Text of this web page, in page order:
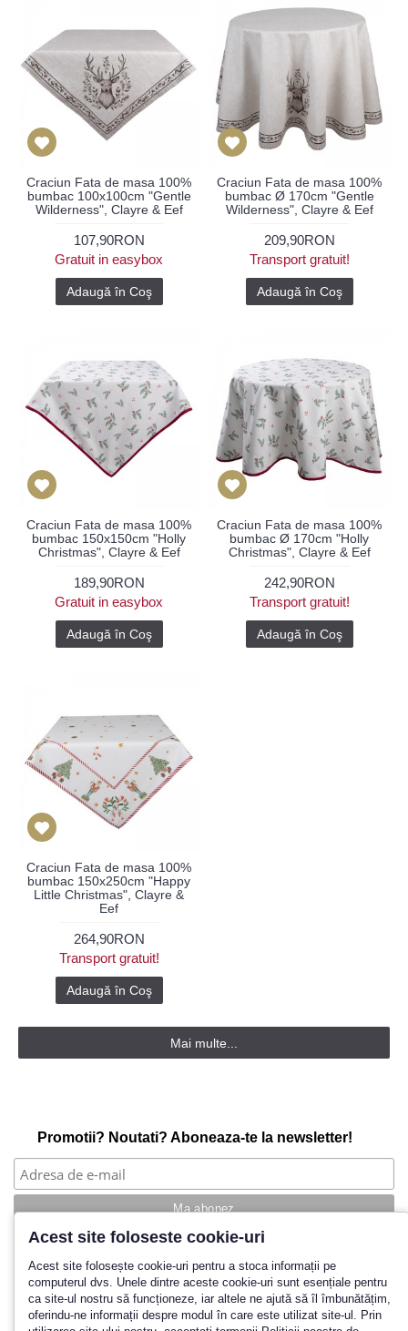
Craciun Fata de masa 100%
bumbac 100x100cm "Gentle
Wilderness", Clayre & Eef
107,90RON
Gratuit in easybox
Adaugă în Coş
Craciun Fata de masa 100%
bumbac Ø 170cm "Gentle
Wilderness", Clayre & Eef
209,90RON
Transport gratuit!
Adaugă în Coş
Craciun Fata de masa 100%
bumbac 150x150cm "Holly
Christmas", Clayre & Eef
189,90RON
Gratuit in easybox
Adaugă în Coş
Craciun Fata de masa 100%
bumbac Ø 170cm "Holly
Christmas", Clayre & Eef
242,90RON
Transport gratuit!
Adaugă în Coş
Craciun Fata de masa 100%
bumbac 150x250cm "Happy
Little Christmas", Clayre &
Eef
264,90RON
Transport gratuit!
Adaugă în Coş
Mai multe...
Promotii? Noutati? Aboneaza-te la newsletter!
Povestea noastra
Cum cumpar?
Termeni si conditii
Politica de retur
Acest site foloseste cookie-uri
Acest site folosește cookie-uri pentru a stoca informații pe
computerul dvs. Unele dintre aceste cookie-uri sunt esențiale pentru
ca site-ul nostru să funcționeze, iar altele ne ajută să îl îmbunătățim,
oferindu-ne informații despre modul în care este utilizat site-ul. Prin